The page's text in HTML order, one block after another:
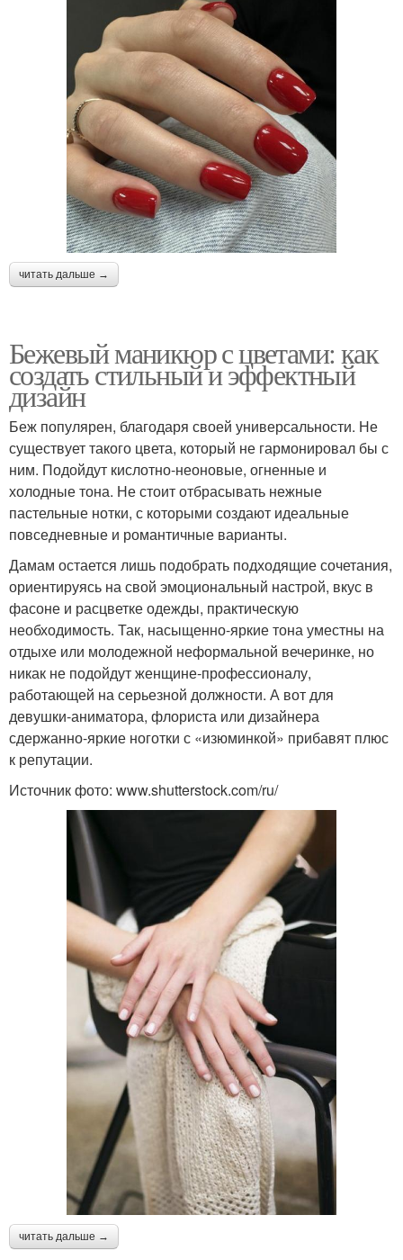
читать дальше →
Бежевый маникюр с цветами: как
создать стильный и эффектный
дизайн
Беж популярен, благодаря своей универсальности. Не
существует такого цвета, который не гармонировал бы с
ним. Подойдут кислотно-неоновые, огненные и
холодные тона. Не стоит отбрасывать нежные
пастельные нотки, с которыми создают идеальные
повседневные и романтичные варианты.
Дамам остается лишь подобрать подходящие сочетания,
ориентируясь на свой эмоциональный настрой, вкус в
фасоне и расцветке одежды, практическую
необходимость. Так, насыщенно-яркие тона уместны на
отдыхе или молодежной неформальной вечеринке, но
никак не подойдут женщине-профессионалу,
работающей на серьезной должности. А вот для
девушки-аниматора, флориста или дизайнера
сдержанно-яркие ноготки с «изюминкой» прибавят плюс
к репутации.
Источник фото: www.shutterstock.com/ru/
читать дальше →